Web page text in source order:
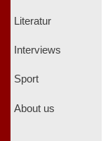
Literatur
Interviews
Sport
About us